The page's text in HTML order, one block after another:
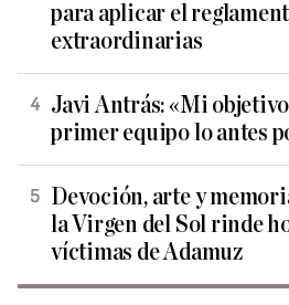
para aplicar el
extraordinarias
Javi Antrás: «Mi
primer equipo lo antes
Devoción, arte y
la Virgen del Sol rinde
víctimas de Adamuz